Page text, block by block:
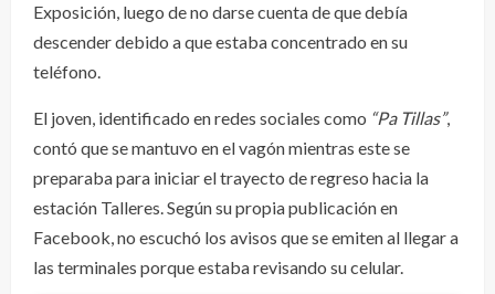
Exposición, luego de no darse cuenta de que debía
descender debido a que estaba concentrado en su
teléfono.
El joven, identificado en redes sociales como “Pa Tillas”,
contó que se mantuvo en el vagón mientras este se
preparaba para iniciar el trayecto de regreso hacia la
estación Talleres. Según su propia publicación en
Facebook, no escuchó los avisos que se emiten al llegar a
las terminales porque estaba revisando su celular.